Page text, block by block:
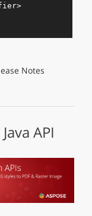
>
Notes
API